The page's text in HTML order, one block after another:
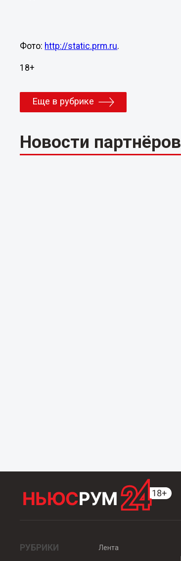
Фото: http://static.prm.ru.
18+
Еще в рубрике
Новости партнёров
РУБРИКИ
Лента